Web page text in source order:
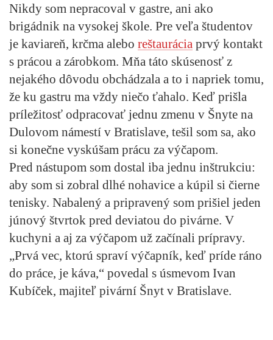
Nikdy som nepracoval v gastre, ani ako
brigádnik na vysokej škole. Pre veľa študentov
je kaviareň, krčma alebo reštaurácia prvý kontakt
s prácou a zárobkom. Mňa táto skúsenosť z
nejakého dôvodu obchádzala a to i napriek tomu,
že ku gastru ma vždy niečo ťahalo. Keď prišla
príležitosť odpracovať jednu zmenu v Šnyte na
Dulovom námestí v Bratislave, tešil som sa, ako
si konečne vyskúšam prácu za výčapom.
Pred nástupom som dostal iba jednu inštrukciu:
aby som si zobral dlhé nohavice a kúpil si čierne
tenisky. Nabalený a pripravený som prišiel jeden
júnový štvrtok pred deviatou do pivárne. V
kuchyni a aj za výčapom už začínali prípravy.
„Prvá vec, ktorú spraví výčapník, keď príde ráno
do práce, je káva,“ povedal s úsmevom Ivan
Kubíček, majiteľ pivární Šnyt v Bratislave.